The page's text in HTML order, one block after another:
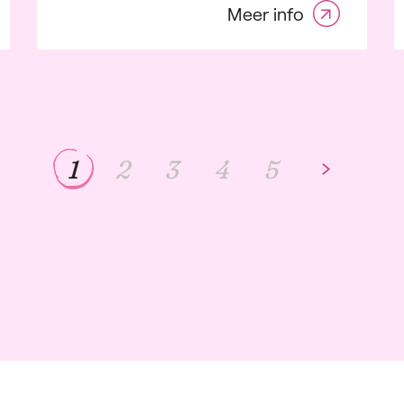
Meer info
1 2 3 4 5